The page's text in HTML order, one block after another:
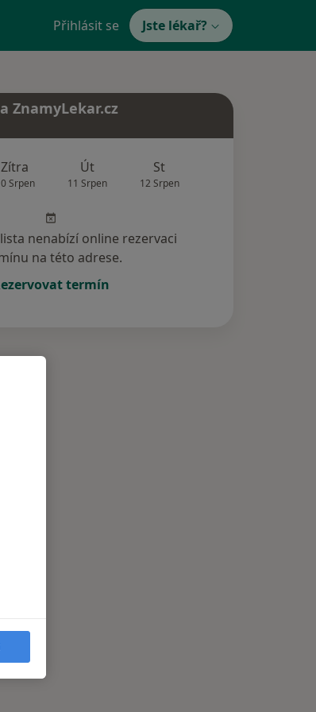
Přihlásit se Jste lékař?
ZnamyLekar.cz
Zítra
Srpen
Út
11 Srpen
St
12 Srpen
nenabízí online rezervaci
na této adrese.
termín